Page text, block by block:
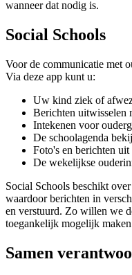
wanneer dat nodig is.
Social Schools
Voor de communicatie met
Via deze app kunt u:
Uw kind ziek of
Berichten uitwisselen
Intekenen voor
De schoolagenda
Foto's en berichten
De wekelijkse
Social Schools beschikt
waardoor berichten in
en verstuurd. Zo willen we
toegankelijk mogelijk
Samen